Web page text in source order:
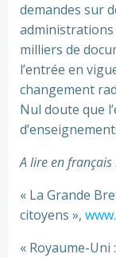
demandes sur
administrations
milliers de
l’entrée en
changement
Nul doute que
A lire en français
« La Grande
citoyens »,
« Royaume-